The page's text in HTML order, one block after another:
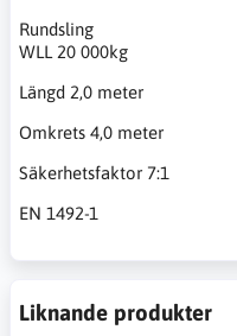
Rundsling
WLL 20 000kg
Längd 2,0 meter
Omkrets 4,0 meter
Säkerhetsfaktor 7:1
EN 1492-1
Liknande produkter